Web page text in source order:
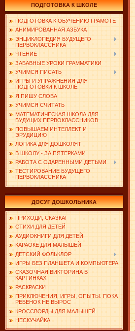
ПОДГОТОВКА К ШКОЛЕ
ПОДГОТОВКА К ОБУЧЕНИЮ ГРАМОТЕ
АНИМИРОВАННАЯ АЗБУКА
ЭНЦИКЛОПЕДИЯ БУДУЩЕГО
ПЕРВОКЛАССНИКА
ЧТЕНИЕ
ЗАБАВНЫЕ УРОКИ ГРАММАТИКИ
УЧИМСЯ ПИСАТЬ
ИГРЫ И УПРАЖНЕНИЯ ДЛЯ
ПОДГОТОВКИ К ШКОЛЕ
Я ПИШУ СЛОВА
УЧИМСЯ СЧИТАТЬ
МАТЕМАТИЧЕСКАЯ ШКОЛА ДЛЯ
БУДУЩИХ ПЕРВОКЛАССНИКОВ
ПОВЫШАЕМ ИНТЕЛЛЕКТ И
ЭРУДИЦИЮ
ЛОГИКА ДЛЯ ДОШКОЛЯТ
В ШКОЛУ - ЗА ПЯТЕРКАМИ
РАБОТА С ОДАРЕННЫМИ ДЕТЬМИ
ТЕСТИРОВАНИЕ БУДУЩЕГО
ПЕРВОКЛАССНИКА
ДОСУГ ДОШКОЛЬНИКА
ПРИХОДИ, СКАЗКА!
СТИХИ ДЛЯ ДЕТЕЙ
АУДИОКНИГИ ДЛЯ ДЕТЕЙ
КАРАОКЕ ДЛЯ МАЛЫШЕЙ
ДЕТСКИЙ ФОЛЬКЛОР
ИГРЫ БЕЗ ПЛАНШЕТА И КОМПЬЮТЕРА
СКАЗОЧНАЯ ВИКТОРИНА В
КАРТИНКАХ
РАСКРАСКИ
ПРИКЛЮЧЕНИЯ, ИГРЫ, ОПЫТЫ. ПОКА
РЕБЕНОК НЕ ВЫРОС
КРОССВОРДЫ ДЛЯ МАЛЫШЕЙ
НЕСКУЧАЙКА